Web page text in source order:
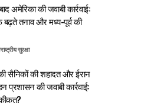
अमेरिका की जवाबी कार्रवाई:
तनाव और मध्य-पूर्व की
राष्ट्रीय सुरक्षा
सैनिकों की शहादत और ईरान
प्रशासन की जवाबी कार्रवाई: